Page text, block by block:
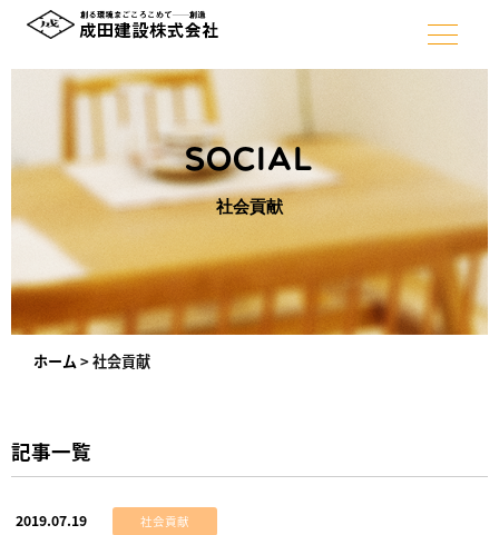
SOCIAL
社会貢献
ホーム >社会貢献
記事一覧
2019.07.19 社会貢献